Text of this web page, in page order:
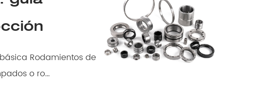
bolas sin tierra , a menudo referido como rodamientos de bolas estampados o ro...